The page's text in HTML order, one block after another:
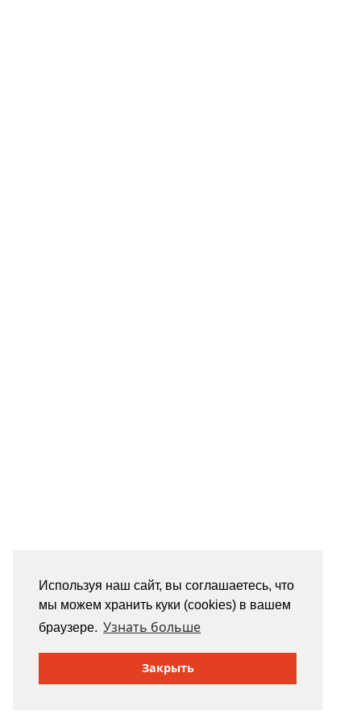
Используя наш сайт, вы соглашаетесь, что
мы можем хранить куки (cookies) в вашем
браузере. Узнать больше
Закрыть